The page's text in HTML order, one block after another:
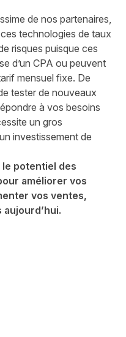
de nos partenaires,
technologies de taux
risques puisque ces
d’un CPA ou peuvent
mensuel fixe. De
tester de nouveaux
à vos besoins
un gros
investissement de
potentiel des
améliorer vos
vos ventes,
aujourd’hui.
LinkedIn